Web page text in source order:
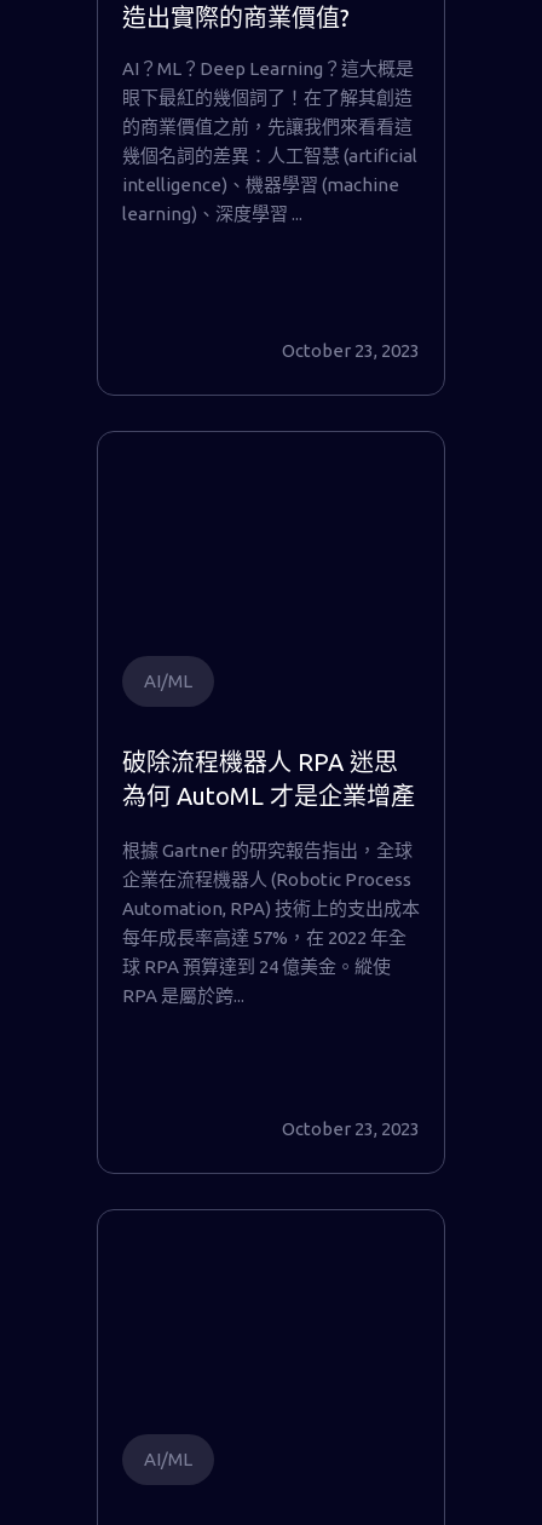
造出實際的商業價值?
AI？ML？Deep Learning？這大概是
眼下最紅的幾個詞了！在了解其創造
的商業價值之前，先讓我們來看看這
幾個名詞的差異：人工智慧 (artificial
intelligence)、機器學習 (machine
learning)、深度學習 ...
October 23, 2023
AI/ML
破除流程機器人 RPA 迷思
為何 AutoML 才是企業增產
根據 Gartner 的研究報告指出，全球
企業在流程機器人 (Robotic Process
Automation, RPA) 技術上的支出成本
每年成長率高達 57%，在 2022 年全
球 RPA 預算達到 24 億美金。縱使
RPA 是屬於跨...
October 23, 2023
AI/ML